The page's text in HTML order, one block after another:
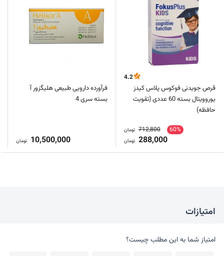
4.2
قرص جویدنی فوکوس پلاس کیدز
یوروویتال بسته 60 عددی (تقویت
حافظه)
60%
712,800 تومان
288,000 تومان
فرآورده دارویی طبیعی هلیگزور آ
بسته سری 4
10,500,000 تومان
امتیازات
امتیاز شما به این مطلب چیست؟
امتیاز شما به این مطلب چیست؟